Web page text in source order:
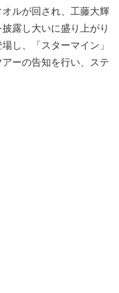
ルが回され、工藤大輝
露し大いに盛り上がり
し、「スターマイン」
ーの告知を行い、ステ